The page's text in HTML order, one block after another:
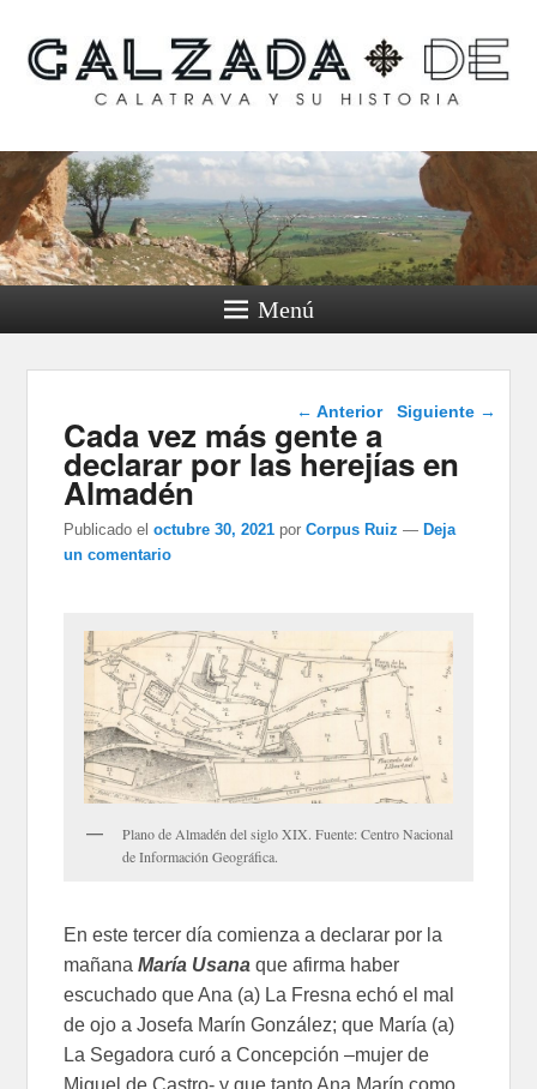
Calzada de Calatrava y
su historia
Menú
Navegación de
entradas
← Anterior Siguiente →
Cada vez más gente a
declarar por las herejías en
Almadén
Publicado el octubre 30, 2021 porCorpus Ruiz — Deja
un comentario
Plano de Almadén del siglo XIX. Fuente: Centro Nacional
de Información Geográfica.
En este tercer día comienza a declarar por la
mañanaMaría Usana que afirma haber
escuchado que Ana (a) La Fresna echó el mal
de ojo a Josefa Marín González; que María (a)
La Segadora curó a Concepción –mujer de
Miguel de Castro- y que tanto Ana Marín como